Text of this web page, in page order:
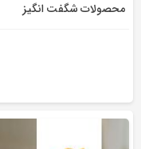
محصولات شگفت انگیز